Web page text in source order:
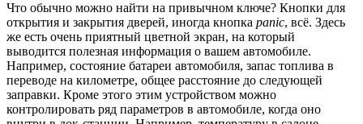
Что обычно можно найти на привычном ключе? Кнопки для
открытия и закрытия дверей, иногда кнопка panic, всё. Здесь
же есть очень приятный цветной экран, на который
выводится полезная информация о вашем автомобиле.
Например, состояние батареи автомобиля, запас топлива в
переводе на километре, общее расстояние до следующей
заправки. Кроме этого этим устройством можно
контролировать ряд параметров в автомобиле, когда оно